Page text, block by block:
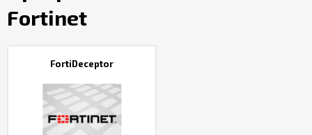
оплата
Fortinet
FortiDeceptor